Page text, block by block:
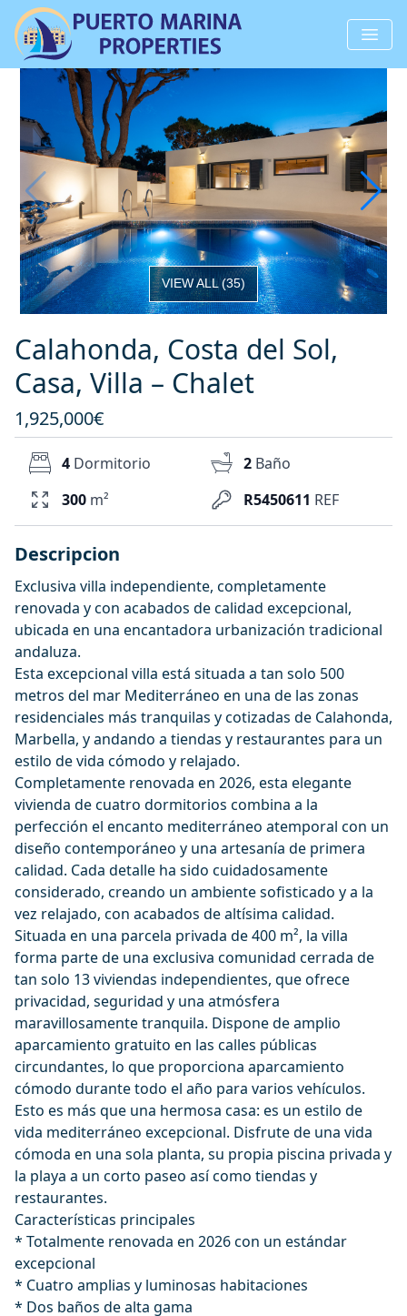
VIEW ALL(35)
Calahonda, Costa del Sol,
Casa, Villa – Chalet
1,925,000€
R5450611 REF
4 Dormitorio 2 Baño
300 m²
Descripcion
Exclusiva villa independiente, completamente
renovada y con acabados de calidad excepcional,
ubicada en una encantadora urbanización tradicional
andaluza.
Esta excepcional villa está situada a tan solo 500
metros del mar Mediterráneo en una de las zonas
residenciales más tranquilas y cotizadas de Calahonda,
Marbella, y andando a tiendas y restaurantes para un
estilo de vida cómodo y relajado.
Completamente renovada en 2026, esta elegante
vivienda de cuatro dormitorios combina a la
perfección el encanto mediterráneo atemporal con un
diseño contemporáneo y una artesanía de primera
calidad. Cada detalle ha sido cuidadosamente
considerado, creando un ambiente sofisticado y a la
vez relajado, con acabados de altísima calidad.
Situada en una parcela privada de 400 m², la villa
forma parte de una exclusiva comunidad cerrada de
tan solo 13 viviendas independientes, que ofrece
privacidad, seguridad y una atmósfera
maravillosamente tranquila. Dispone de amplio
aparcamiento gratuito en las calles públicas
circundantes, lo que proporciona aparcamiento
cómodo durante todo el año para varios vehículos.
Esto es más que una hermosa casa: es un estilo de
vida mediterráneo excepcional. Disfrute de una vida
cómoda en una sola planta, su propia piscina privada y
la playa a un corto paseo así como tiendas y
restaurantes.
Características principales
* Totalmente renovada en 2026 con un estándar
excepcional
* Cuatro amplias y luminosas habitaciones
* Dos baños de alta gama